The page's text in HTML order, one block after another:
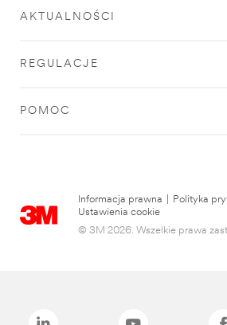
AKTUALNOŚCI
REGULACJE
POMOC
Informacja prawna Polityka
Ustawienia cookie
© 3M 2026. Wszelkie prawa